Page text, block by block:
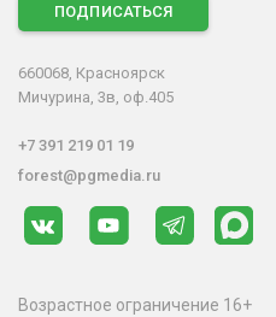
ПОДПИСАТЬСЯ
660068, Красноярск
Мичурина, 3в, оф.405
+7 391 219 01 19
forest@pgmedia.ru
Возрастное ограничение 16+